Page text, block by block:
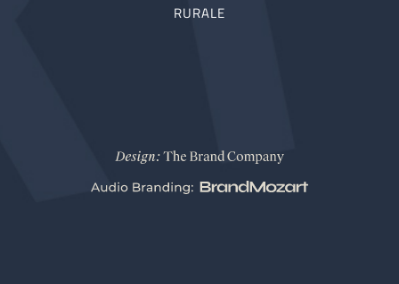
RURALE